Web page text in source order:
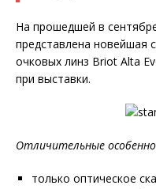
На прошедшей в
представлена новейшая
очковых линз Briot Alta
при выставки.
Отличительные
только оптическое